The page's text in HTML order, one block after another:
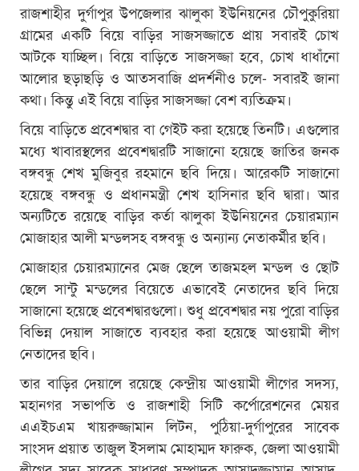
রাজশাহীর দুর্গাপুর উপজেলার ঝালুকা ইউনিয়নের চৌপুকুরিয়া
গ্রামের একটি বিয়ে বাড়ির সাজসজ্জাতে প্রায় সবারই চোখ
আটকে যাচ্ছিল। বিয়ে বাড়িতে সাজসজ্জা হবে, চোখ ধাধাঁনো
আলোর ছড়াছড়ি ও আতসবাজি প্রদর্শনীও চলে- সবারই জানা
কথা। কিন্তু এই বিয়ে বাড়ির সাজসজ্জা বেশ ব্যতিক্রম।
বিয়ে বাড়িতে প্রবেশদ্বার বা গেইট করা হয়েছে তিনটি। এগুলোর
মধ্যে খাবারস্থলের প্রবেশদ্বারটি সাজানো হয়েছে জাতির জনক
বঙ্গবন্ধু শেখ মুজিবুর রহমানে ছবি দিয়ে। আরেকটি সাজানো
হয়েছে বঙ্গবন্ধু ও প্রধানমন্ত্রী শেখ হাসিনার ছবি দ্বারা। আর
অন্যটিতে রয়েছে বাড়ির কর্তা ঝালুকা ইউনিয়নের চেয়ারম্যান
মোজাহার আলী মন্ডলসহ বঙ্গবন্ধু ও অন্যান্য নেতাকর্মীর ছবি।
মোজাহার চেয়ারম্যানের মেজ ছেলে তাজমহল মন্ডল ও ছোট
ছেলে সান্টু মন্ডলের বিয়েতে এভাবেই নেতাদের ছবি দিয়ে
সাজানো হয়েছে প্রবেশদ্বারগুলো। শুধু প্রবেশদ্বার নয় পুরো বাড়ির
বিভিন্ন দেয়াল সাজাতে ব্যবহার করা হয়েছে আওয়ামী লীগ
নেতাদের ছবি।
তার বাড়ির দেয়ালে রয়েছে কেন্দ্রীয় আওয়ামী লীগের সদস্য,
মহানগর সভাপতি ও রাজশাহী সিটি কর্পোরেশনের মেয়র
এএইচএম খায়রুজ্জামান লিটন, পুঠিয়া-দুর্গাপুরের সাবেক
সাংসদ প্রয়াত তাজুল ইসলাম মোহাম্মদ ফারুক, জেলা আওয়ামী